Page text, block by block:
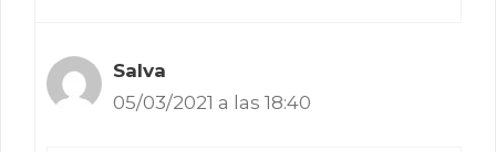
Salva
05/03/2021 a las 18:40